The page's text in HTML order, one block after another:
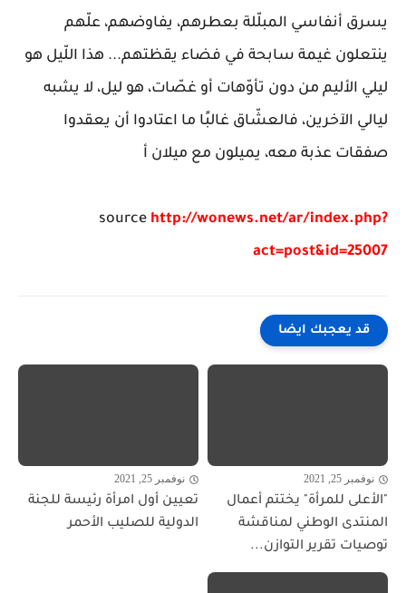
يسرق أنفاسي المبلّلة بعطرهم، يفاوضهم، علّهم
ينتعلون غيمة سابحة في فضاء يقظتهم... هذا اللّيل هو
ليلي الأليم من دون تأوّهات أو غصّات، هو ليل، لا يشبه
ليالي الآخرين، فالعشّاق غالبًا ما اعتادوا أن يعقدوا
صفقات عذبة معه، يميلون مع ميلان أ
source http://wonews.net/ar/index.php?
act=post&id=25007
قد يعجبك ايضا
نوفمبر 25, 2021
"الأعلى للمرأة" يختتم أعمال
المنتدى الوطني لمناقشة
توصيات تقرير التوازن...
نوفمبر 25, 2021
تعيين أول امرأة رئيسة للجنة
الدولية للصليب الأحمر